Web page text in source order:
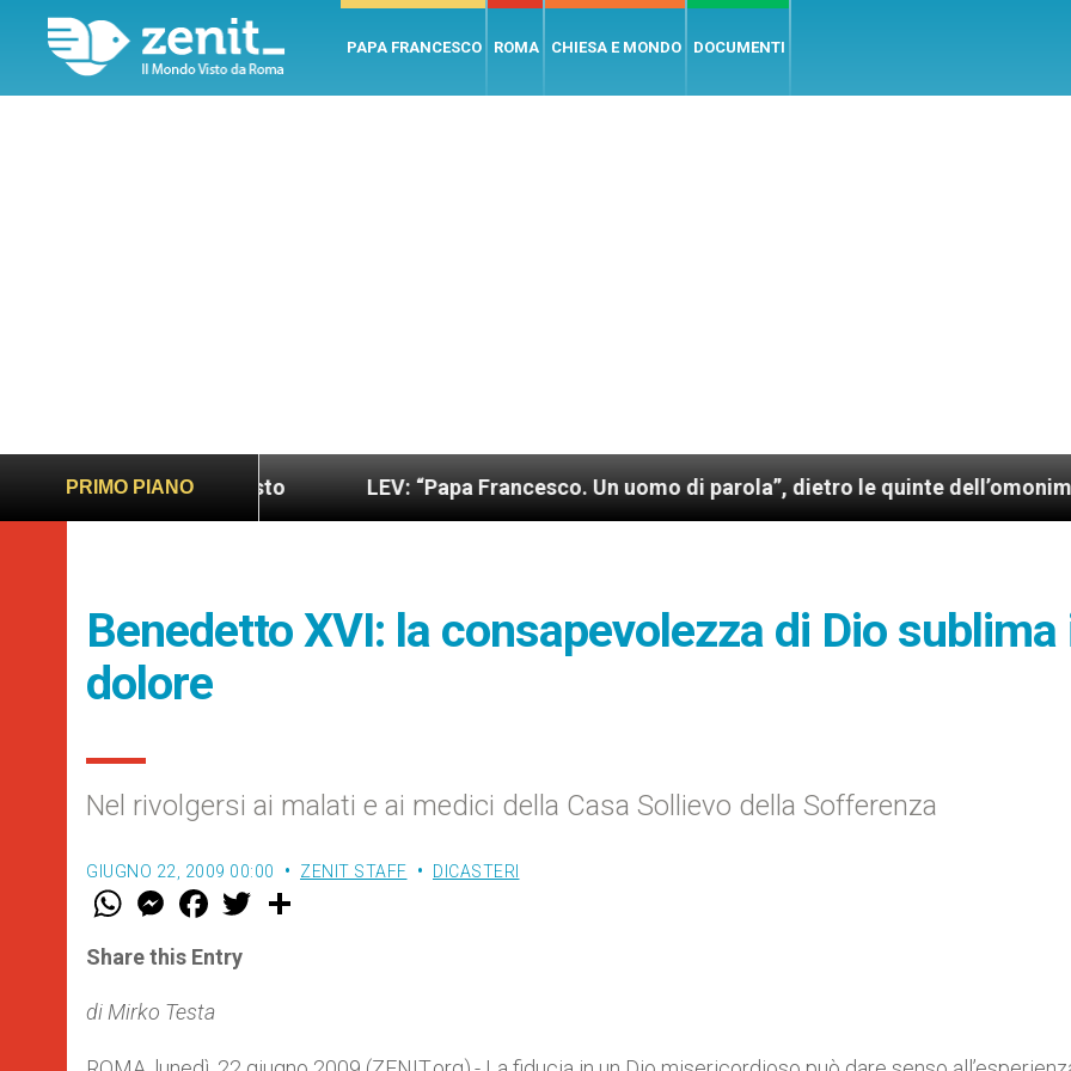
PAPA FRANCESCO ROMA CHIESA E MONDO DOCUMENTI
PRIMO PIANO
più sano e giusto LEV: “Papa Francesco. Un uomo di parola”, dietro le quinte dell’omonimo film di
Benedetto XVI: la consapevolezza di Dio sublima
dolore
Nel rivolgersi ai malati e ai medici della Casa Sollievo della Sofferenza
GIUGNO 22, 2009 00:00 ZENIT STAFF DICASTERI
W
t
s
p
p
M
e
s
e
g
e
F
a
e
b
o
k
w
Share this Entry
di Mirko Testa